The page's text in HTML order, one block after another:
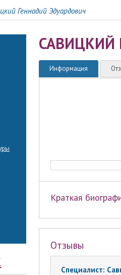
Геннадий Эдуардович
САВИЦКИЙ
Информация
Краткая
Отзывы
Специалист: